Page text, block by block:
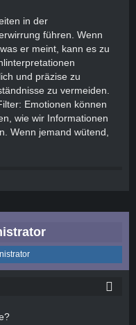
in der
führen. Wenn
er meint, kann es zu
und präzise zu
zu vermeiden.
Emotionen können
wie wir Informationen
Wenn jemand wütend,